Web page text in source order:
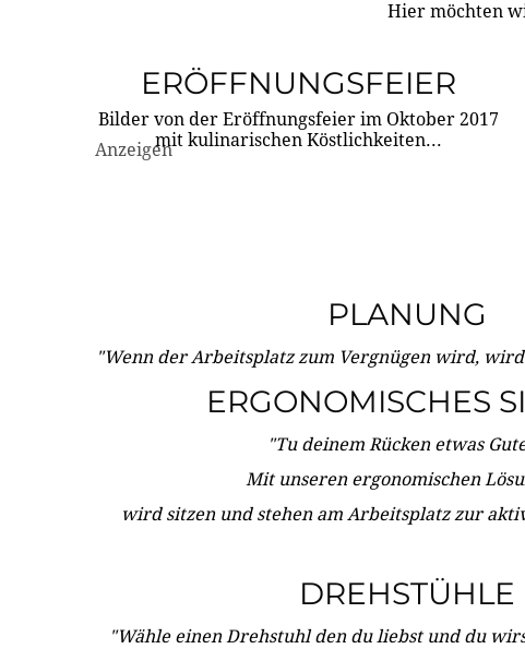
Hier möchten
ERÖFFNUNGSFEIER
Bilder von der Eröffnungsfeier im Oktober 2017
mit kulinarischen Köstlichkeiten...
Anzeigen
PLANUNG
"Wenn der Arbeitsplatz zum Vergnügen wird,
ERGONOMISCHES
"Tu deinem Rücken etwas
Mit unseren ergonomischen
wird sitzen und stehen am Arbeitsplatz zur
DREHSTÜHLE
"Wähle einen Drehstuhl den du liebst und du